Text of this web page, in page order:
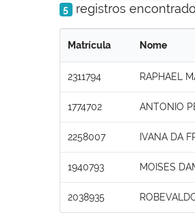
5 registros
Matrícula Nome
2311794 RAPHAEL
1774702 ANTONIO
2258007 IVANA DA
1940793 MOISES
2038935